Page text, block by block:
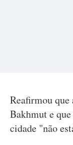
Reafirmou
Bakhmut e
cidade "não